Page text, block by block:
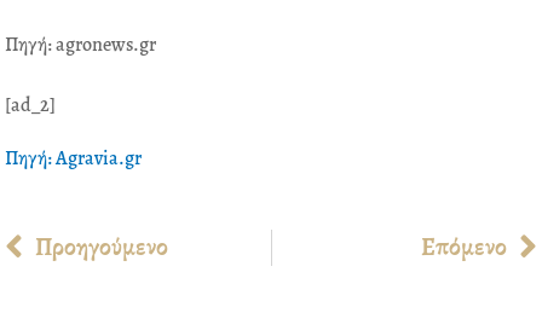
Πηγή: agronews.gr
[ad_2]
Πηγή: Agravia.gr
Prev
Προηγούμενο Επόμενο